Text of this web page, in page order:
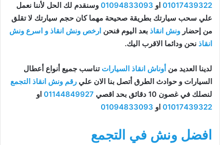
01017439322 او 01094833093 وسنقدم لك الحل لأننا نعمل
علي سحب سيارتك بطريقة صحيحة مهما كان حجم سيارتك لا تقلق
من إحضار ونش انقاذ بعد اليوم فنحن ارخص ونش انقاذ و اسرع ونش
انقاذ نحن ودائما الاقرب اليك.
لدينا العديد من أوناش انقاذ السيارات تناسب جميع أنواع أعطال
السيارات و حوادث الطرق أتصل بنا الان علي رقم ونش انقاذ التجمع
لنصلك في غصون 10 دقائق بحد اقصي
01144849927 او
01017439322 او 01094833093
افضل ونش في التجمع